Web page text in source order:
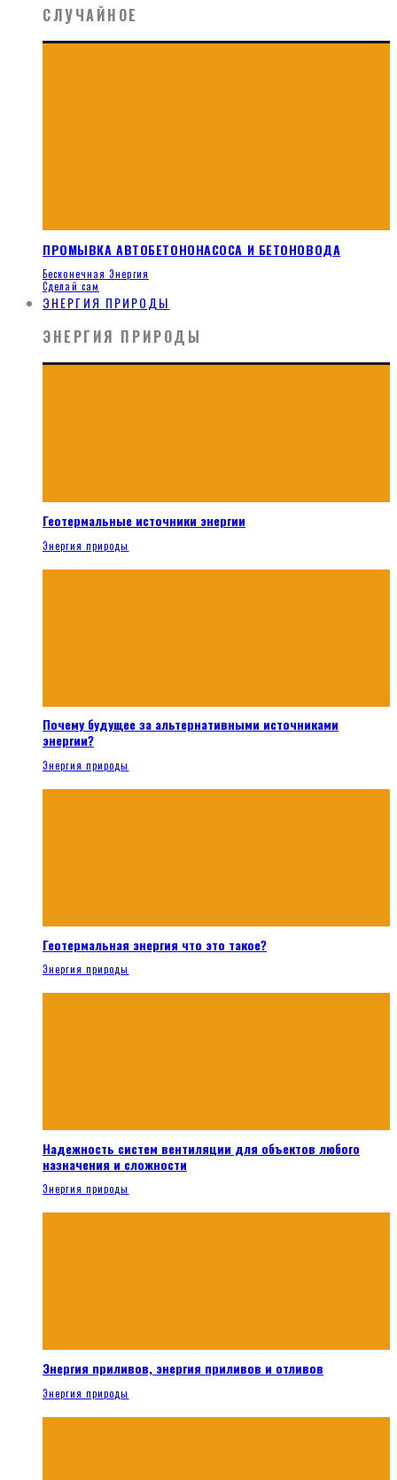
СЛУЧАЙНОЕ
ПРОМЫВКА АВТОБЕТОНОНАСОСА И БЕТОНОВОДА
Бесконечная Энергия
Сделай сам
ЭНЕРГИЯ ПРИРОДЫ
ЭНЕРГИЯ ПРИРОДЫ
Геотермальные источники энергии
Энергия природы
Почему будущее за альтернативными источниками
энергии?
Энергия природы
Геотермальная энергия что это такое?
Энергия природы
Надежность систем вентиляции для объектов любого
назначения и сложности
Энергия природы
Энергия приливов, энергия приливов и отливов
Энергия природы